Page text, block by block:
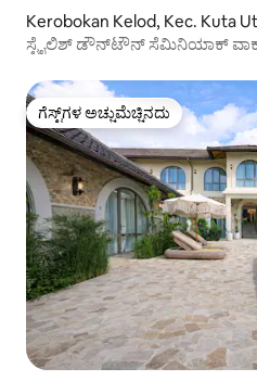
Kerobokan Kelod, Kec. Kuta
n Badung ನಲ್ಲಿ ಅಪಾರ್ಟ್‌ಮಂಟ್
ಸ್ಟೈಲಿಶ್ ಡೌನ್‌ಟೌನ್ ಸೆಮಿನಿಯಾಕ್ ವಾಕ್
ಗೆಸ್ಟ್‌ಗಳ ಅಚ್ಚುಮೆಚ್ಚಿನದು
ಗೆಸ್ಟ್‌ಗಳ ಅಚ್ಚುಮೆಚ್ಚಿನದು